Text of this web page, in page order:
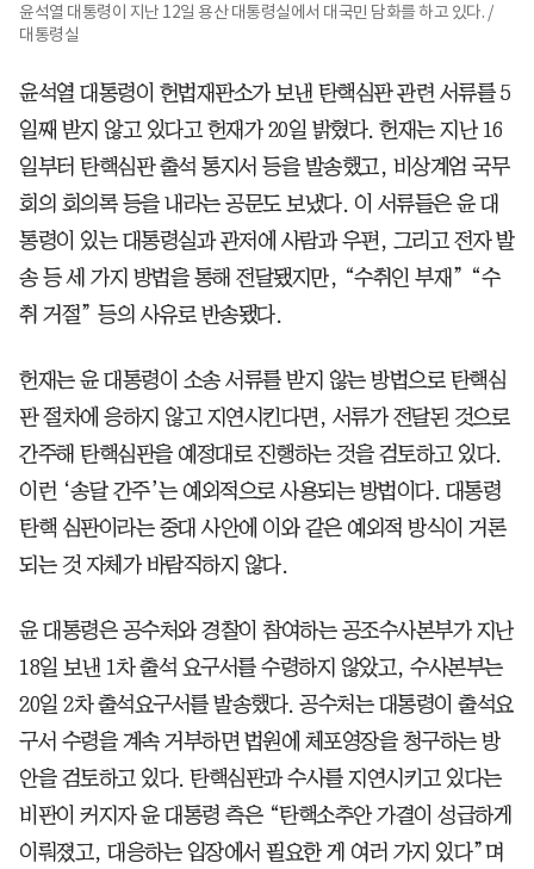
윤석열 대통령이 지난 12일 용산 대통령실에서 대국민 담화를 하고 있다. /
대통령실
윤석열 대통령이 헌법재판소가 보낸 탄핵심판 관련 서류를 5
일째 받지 않고 있다고 헌재가 20일 밝혔다. 헌재는 지난 16
일부터 탄핵심판 출석 통지서 등을 발송했고, 비상계엄 국무
회의 회의록 등을 내라는 공문도 보냈다. 이 서류들은 윤 대
통령이 있는 대통령실과 관저에 사람과 우편, 그리고 전자 발
송 등 세 가지 방법을 통해 전달됐지만, “수취인 부재” “수
취 거절” 등의 사유로 반송됐다.
헌재는 윤 대통령이 소송 서류를 받지 않는 방법으로 탄핵심
판 절차에 응하지 않고 지연시킨다면, 서류가 전달된 것으로
간주해 탄핵심판을 예정대로 진행하는 것을 검토하고 있다.
이런 ‘송달 간주’는 예외적으로 사용되는 방법이다. 대통령
탄핵 심판이라는 중대 사안에 이와 같은 예외적 방식이 거론
되는 것 자체가 바람직하지 않다.
윤 대통령은 공수처와 경찰이 참여하는 공조수사본부가 지난
18일 보낸 1차 출석 요구서를 수령하지 않았고, 수사본부는
20일 2차 출석요구서를 발송했다. 공수처는 대통령이 출석요
구서 수령을 계속 거부하면 법원에 체포영장을 청구하는 방
안을 검토하고 있다. 탄핵심판과 수사를 지연시키고 있다는
비판이 커지자 윤 대통령 측은 “탄핵소추안 가결이 성급하게
이뤄졌고, 대응하는 입장에서 필요한 게 여러 가지 있다”며